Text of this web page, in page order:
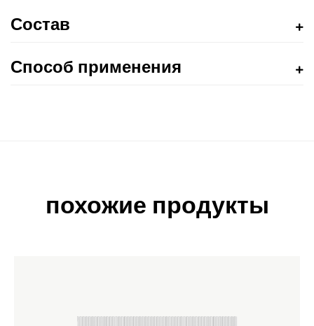
Состав
Способ применения
похожие продукты